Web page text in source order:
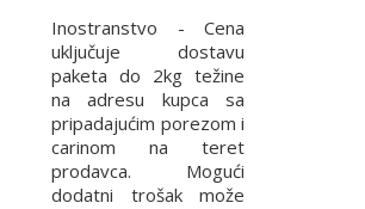
Inostranstvo - Cena
uključuje dostavu
paketa do 2kg težine
na adresu kupca sa
pripadajućim porezom i
carinom na teret
prodavca. Mogući
dodatni trošak može